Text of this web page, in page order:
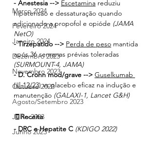
Março 2024
Fevereiro 2024
Janeiro 2024
Dezembro 2023
Novembro 2023
Outubro 2023
Agosto/Setembro 2023
Julho 2023
Junho 2023
- Anestesia --> Escetamina reduziu
hipotensão e dessaturação quando
adicionado a propofol e opióde (JAMA
NetO)
- Tirzepatido --> Perda de peso mantida
após 36 semanas prévias toleradas
(SURMOUNT-4, JAMA)
- D. Crohn mod/grave --> Guselkumab
(iIl-12/23) vs placebo eficaz na indução e
manutenção (GALAXI-1, Lancet G&H)
🧾Receita
- DRC e Hepatite C (KDIGO 2022)